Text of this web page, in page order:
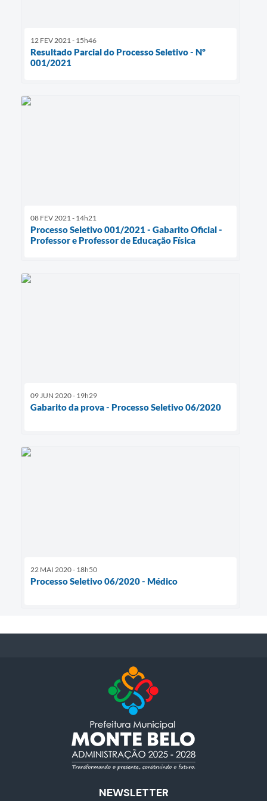
12 FEV 2021 - 15h46
Resultado Parcial do Processo Seletivo - Nº
001/2021
08 FEV 2021 - 14h21
Processo Seletivo 001/2021 - Gabarito Oficial -
Professor e Professor de Educação Física
09 JUN 2020 - 19h29
Gabarito da prova - Processo Seletivo 06/2020
22 MAI 2020 - 18h50
Processo Seletivo 06/2020 - Médico
NEWSLETTER